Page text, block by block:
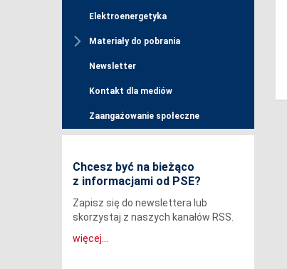
Elektroenergetyka
Materiały do pobrania
Newsletter
Kontakt dla mediów
Zaangażowanie społeczne
Chcesz być na bieżąco
z informacjami od PSE?
Zapisz się do newslettera lub
skorzystaj z naszych kanałów RSS.
więcej...